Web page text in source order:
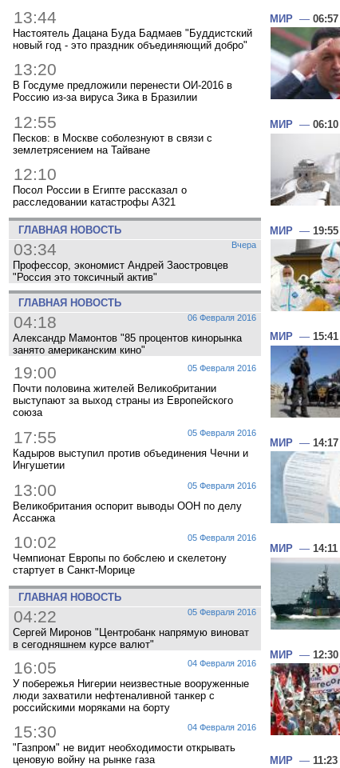
13:44
Настоятель Дацана Буда Бадмаев "Буддистский
новый год - это праздник объединяющий добро"
13:20
В Госдуме предложили перенести ОИ-2016 в
Россию из-за вируса Зика в Бразилии
12:55
Песков: в Москве соболезнуют в связи с
землетрясением на Тайване
12:10
Посол России в Египте рассказал о
расследовании катастрофы A321
ГЛАВНАЯ НОВОСТЬ
Вчера
03:34
Профессор, экономист Андрей Заостровцев
"Россия это токсичный актив"
ГЛАВНАЯ НОВОСТЬ
06 Февраля 2016
04:18
Александр Мамонтов "85 процентов кинорынка
занято американским кино"
05 Февраля 2016
19:00
Почти половина жителей Великобритании
выступают за выход страны из Европейского
союза
05 Февраля 2016
17:55
Кадыров выступил против объединения Чечни и
Ингушетии
05 Февраля 2016
13:00
Великобритания оспорит выводы ООН по делу
Ассанжа
05 Февраля 2016
10:02
Чемпионат Европы по бобслею и скелетону
стартует в Санкт-Морице
ГЛАВНАЯ НОВОСТЬ
05 Февраля 2016
04:22
Сергей Миронов "Центробанк напрямую виноват
в сегодняшнем курсе валют"
04 Февраля 2016
16:05
У побережья Нигерии неизвестные вооруженные
люди захватили нефтеналивной танкер с
российскими моряками на борту
04 Февраля 2016
15:30
"Газпром" не видит необходимости открывать
ценовую войну на рынке газа
МИР — 06:57
МИР — 06:10
МИР — 19:55
МИР — 15:41
МИР — 14:17
МИР — 14:11
МИР — 12:30
МИР — 11:23